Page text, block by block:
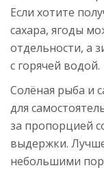
Если хотите
сахара, ягоды
отдельности, а
с горячей водой.
Солёная рыба и
для
за пропорцией
выдержки.
небольшими